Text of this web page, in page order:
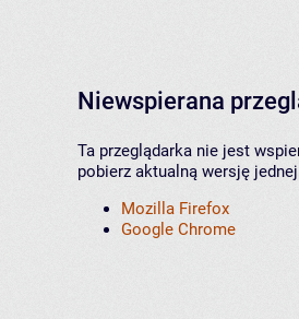
Niewspierana
Ta przeglądarka nie jest
pobierz aktualną wersję
Mozilla Firefox
Google Chrome